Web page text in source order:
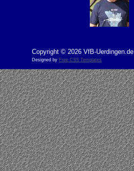
Copyright © 2026 VfB-Uerdingen.de
Designed by Free CSS Templates